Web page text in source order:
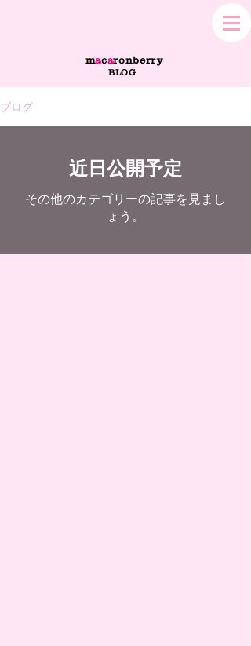
macaronberry
BLOG
ブログ
近日公開予定
その他のカテゴリーの記事を見まし
ょう。